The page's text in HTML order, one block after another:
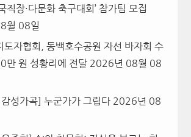
직장·다문화 축구대회’ 참가팀 모집
월 08일
도자협회, 동백호수공원 자선 바자회 수
만 원 성황리에 전달 2026년 08월 08
감성가곡] 누군가가 그립다 2026년 08